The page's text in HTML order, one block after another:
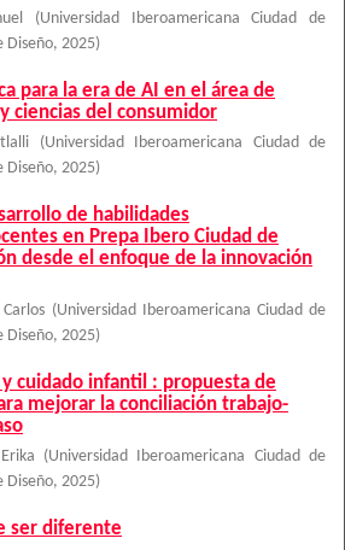
(Universidad Iberoamericana Ciudad de
Diseño, 2025)
para la era de AI en el área de
ciencias del consumidor
(Universidad Iberoamericana Ciudad de
Diseño, 2025)
de habilidades
en Prepa Ibero Ciudad de
desde el enfoque de la innovación
(Universidad Iberoamericana Ciudad de
Diseño, 2025)
cuidado infantil : propuesta de
mejorar la conciliación trabajo-
(Universidad Iberoamericana Ciudad de
Diseño, 2025)
ser diferente